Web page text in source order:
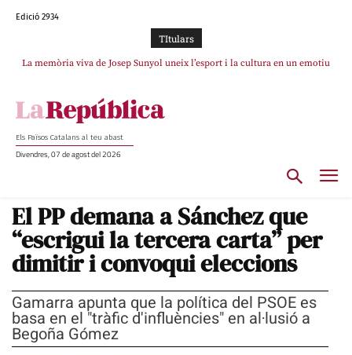
Edició 2934
TItulars
La memòria viva de Josep Sunyol uneix l’esport i la cultura en un emotiu
La “dignitat” a mitges de Marc Puigtió: renuncia a Girona pels àudios però
Els Països Catalans al teu abast
Divendres, 07 de agost del 2026
El PP demana a Sánchez que
“escrigui la tercera carta” per
dimitir i convoqui eleccions
Gamarra apunta que la política del PSOE es
basa en el "tràfic d'influències" en al·lusió a
Begoña Gómez